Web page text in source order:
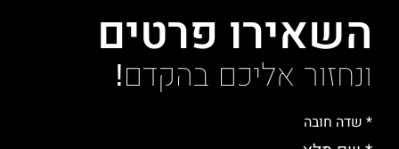
השאירו פרטים
ונחזור אליכם בהקדם!
* שדה חובה